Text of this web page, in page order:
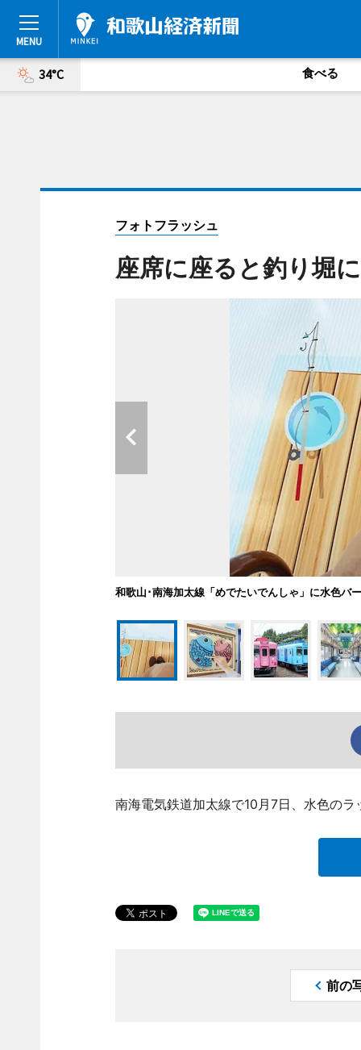
34°C 食べる
フォトフラッシュ
座席に座ると釣り堀
和歌山･南海加太線「めでたいでんしゃ」に水色バ
南海電気鉄道加太線で10月7日、水色の
前の